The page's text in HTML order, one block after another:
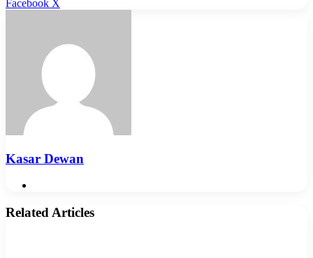
Facebook X
Kasar Dewan
Related Articles